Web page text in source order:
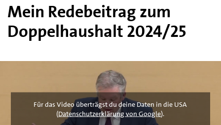
Mein Redebeitrag zum
Doppelhaushalt 2024/25
Für das Video überträgst du deine Daten in die USA
(Datenschutzerklärung von Google).